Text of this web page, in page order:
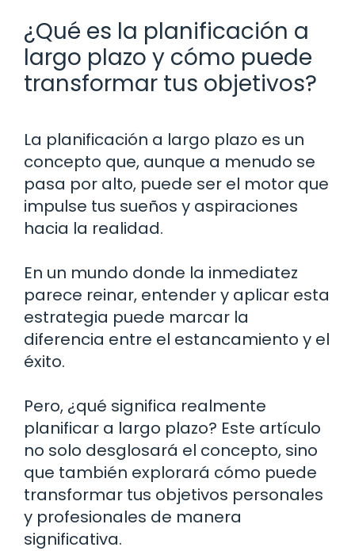
¿Qué es la planificación a
largo plazo y cómo puede
transformar tus objetivos?
La planificación a largo plazo es un
concepto que, aunque a menudo se
pasa por alto, puede ser el motor que
impulse tus sueños y aspiraciones
hacia la realidad.
En un mundo donde la inmediatez
parece reinar, entender y aplicar esta
estrategia puede marcar la
diferencia entre el estancamiento y el
éxito.
Pero, ¿qué significa realmente
planificar a largo plazo? Este artículo
no solo desglosará el concepto, sino
que también explorará cómo puede
transformar tus objetivos personales
y profesionales de manera
significativa.